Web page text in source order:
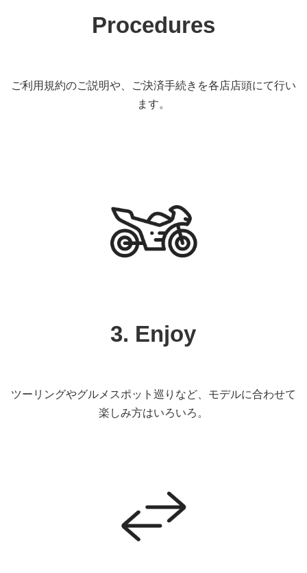
Procedures
ご利用規約のご説明や、ご決済手続きを各店店頭にて行い
ます。
3. Enjoy
ツーリングやグルメスポット巡りなど、モデルに合わせて
楽しみ方はいろいろ。